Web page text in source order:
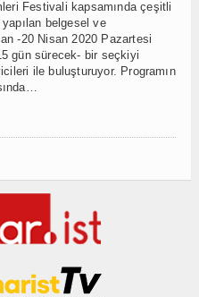
Festivali kapsamında çeşitli
belgesel ve
-20 Nisan 2020 Pazartesi
gün sürecek- bir seçkiyi
ile buluşturuyor. Programın